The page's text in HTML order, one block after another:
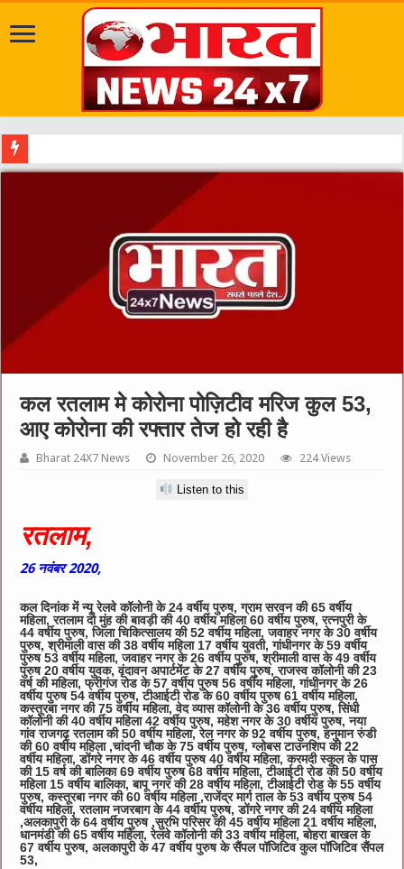
कल रतलाम मे कोरोना पोज़िटीव मरिज कुल 53,
आए कोरोना की रफ्तार तेज हो रही है
Bharat 24X7 News November 26, 2020 224 Views
Listen to this
रतलाम,
26 नवंबर 2020,
कल दिनांक में न्यू रेलवे कॉलोनी के 24 वर्षीय पुरुष, ग्राम सरवन की 65 वर्षीय
महिला, रतलाम दो मुंह की बावड़ी की 40 वर्षीय महिला 60 वर्षीय पुरुष, रत्नपुरी के
44 वर्षीय पुरुष, जिला चिकित्सालय की 52 वर्षीय महिला, जवाहर नगर के 30 वर्षीय
पुरुष, श्रीमाली वास की 38 वर्षीय महिला 17 वर्षीय युवती, गांधीनगर के 59 वर्षीय
पुरुष 53 वर्षीय महिला, जवाहर नगर के 26 वर्षीय पुरुष, श्रीमाली वास के 49 वर्षीय
पुरुष 20 वर्षीय युवक, वृंदावन अपार्टमेंट के 27 वर्षीय पुरुष, राजस्व कॉलोनी की 23
वर्ष की महिला, फ्रीगंज रोड के 57 वर्षीय पुरुष 56 वर्षीय महिला, गांधीनगर के 26
वर्षीय पुरुष 54 वर्षीय पुरुष, टीआईटी रोड के 60 वर्षीय पुरुष 61 वर्षीय महिला,
कस्तूरबा नगर की 75 वर्षीय महिला, वेद व्यास कॉलोनी के 36 वर्षीय पुरुष, सिंधी
कॉलोनी की 40 वर्षीय महिला 42 वर्षीय पुरुष, महेश नगर के 30 वर्षीय पुरुष, नया
गांव राजगढ़ रतलाम की 50 वर्षीय महिला, रेल नगर के 92 वर्षीय पुरुष, हनुमान रुंडी
की 60 वर्षीय महिला ,चांदनी चौक के 75 वर्षीय पुरुष, ग्लोबस टाउनशिप की 22
वर्षीय महिला, डोंगरे नगर के 46 वर्षीय पुरुष 40 वर्षीय महिला, करमदी स्कूल के पास
की 15 वर्ष की बालिका 69 वर्षीय पुरुष 68 वर्षीय महिला, टीआईटी रोड की 50 वर्षीय
महिला 15 वर्षीय बालिका, बापू नगर की 28 वर्षीय महिला, टीआईटी रोड के 55 वर्षीय
पुरुष, कस्तूरबा नगर की 60 वर्षीय महिला ,राजेंद्र मार्ग ताल के 53 वर्षीय पुरुष 54
वर्षीय महिला, रतलाम नजरबाग के 44 वर्षीय पुरुष, डोंगरे नगर की 24 वर्षीय महिला
,अलकापुरी के 64 वर्षीय पुरुष ,सुरभि परिसर की 45 वर्षीय महिला 21 वर्षीय महिला,
धानमंडी की 65 वर्षीय महिला, रेलवे कॉलोनी की 33 वर्षीय महिला, बोहरा बाखल के
67 वर्षीय पुरुष, अलकापुरी के 47 वर्षीय पुरुष के सैंपल पॉजिटिव कुल पॉजिटिव सैंपल
53,